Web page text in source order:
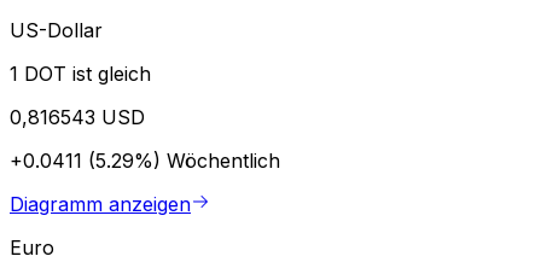
US-Dollar
1 DOT ist gleich
0,816543 USD
+0.0411 (5.29%) Wöchentlich
Diagramm anzeigen
Euro